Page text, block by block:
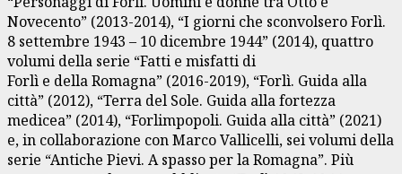
Novecento” (2013-2014), “I giorni che sconvolsero Forlì.
8 settembre 1943 – 10 dicembre 1944” (2014), quattro
volumi della serie “Fatti e misfatti di
Forlì e della Romagna” (2016-2019), “Forlì. Guida alla
città” (2012), “Terra del Sole. Guida alla fortezza
medicea” (2014), “Forlimpopoli. Guida alla città” (2021)
e, in collaborazione con Marco Vallicelli, sei volumi della
serie “Antiche Pievi. A spasso per la Romagna”. Più